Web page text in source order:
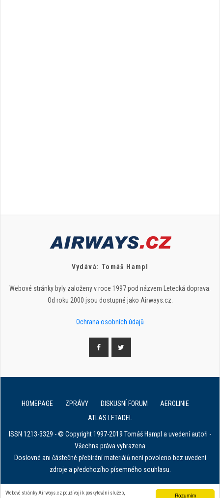
Rozumím
Webové stránky Airways.cz používají k poskytování služeb,
Vydává: Tomáš Hampl
Webové stránky byly založeny v roce 1997 pod názvem Letecká doprava.
Od roku 2000 jsou dostupné jako Airways.cz.
Ochrana osobních údajů
HOMEPAGE ZPRÁVY DISKUSNÍ FORUM
AEROLINIE
ATLAS LETADEL
ISSN 1213-3329 - © Copyright 1997-2019 Tomáš Hampl a uvedení autoři -
Všechna práva vyhrazena
Doslovné ani částečné přebírání materiálů není povoleno bez uvedení
zdroje a předchozího písemného souhlasu.
E. in ART for african IVF clinics